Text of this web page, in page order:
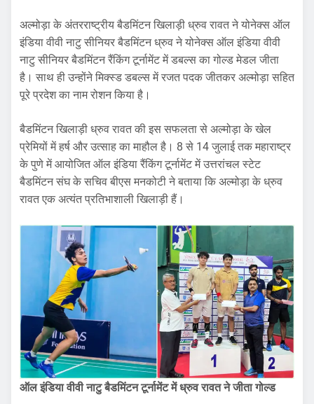
अल्मोड़ा के अंतरराष्ट्रीय बैडमिंटन खिलाड़ी ध्रुव रावत ने योनेक्स ऑल
इंडिया वीवी नाटु सीनियर बैडमिंटन ध्रुव ने योनेक्स ऑल इंडिया वीवी
नाटु सीनियर बैडमिंटन रैंकिंग टूर्नामेंट में डबल्स का गोल्ड मेडल जीता
है। साथ ही उन्होंने मिक्स्ड डबल्स में रजत पदक जीतकर अल्मोड़ा सहित
पूरे प्रदेश का नाम रोशन किया है।
बैडमिंटन खिलाड़ी ध्रुव रावत की इस सफलता से अल्मोड़ा के खेल
प्रेमियों में हर्ष और उत्साह का माहौल है। 8 से 14 जुलाई तक महाराष्ट्र
के पुणे में आयोजित ऑल इंडिया रैंकिंग टूर्नामेंट में उत्तरांचल स्टेट
बैडमिंटन संघ के सचिव बीएस मनकोटी ने बताया कि अल्मोड़ा के ध्रुव
रावत एक अत्यंत प्रतिभाशाली खिलाड़ी हैं।
ऑल इंडिया वीवी नाटु बैडमिंटन टूर्नामेंट में ध्रुव रावत ने जीता गोल्ड